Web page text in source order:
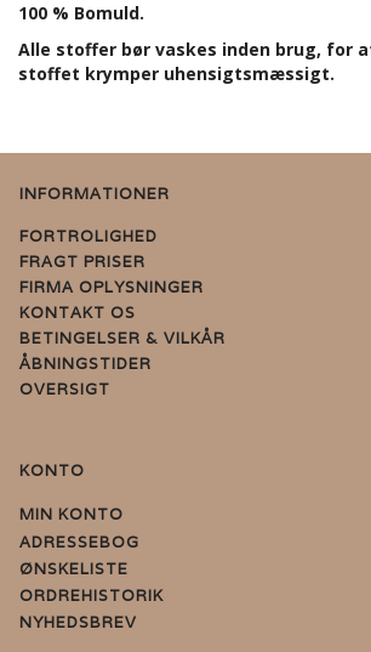
100 % Bomuld.
Alle stoffer bør vaskes inden brug, for
stoffet krymper uhensigtsmæssigt.
INFORMATIONER
FORTROLIGHED
FRAGT PRISER
FIRMA OPLYSNINGER
KONTAKT OS
BETINGELSER & VILKÅR
ÅBNINGSTIDER
OVERSIGT
KONTO
MIN KONTO
ADRESSEBOG
ØNSKELISTE
ORDREHISTORIK
NYHEDSBREV